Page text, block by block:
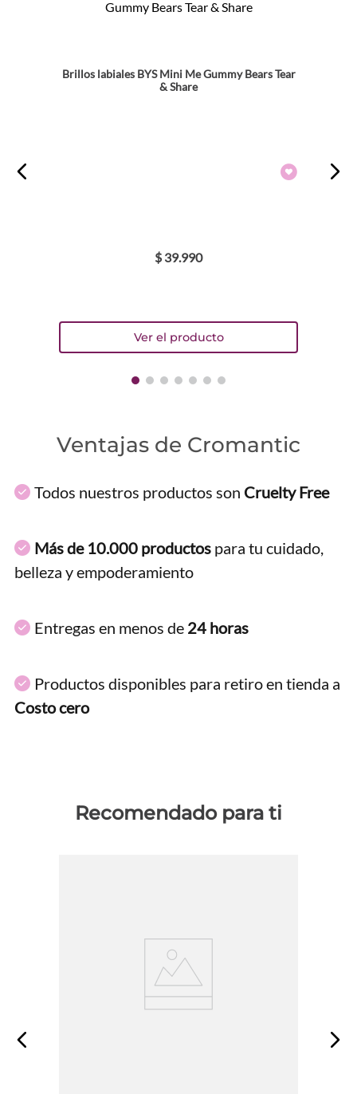
Brillos labiales BYS Mini Me Gummy Bears Tear
& Share
$ 39.990
Ventajas de Cromantic
Todos nuestros productos son Cruelty Free
Más de 10.000 productos para tu cuidado,
belleza y empoderamiento
Entregas en menos de 24 horas
Productos disponibles para retiro en tienda a
Costo cero
Recomendado para ti